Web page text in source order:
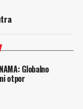
Globalno
otpor